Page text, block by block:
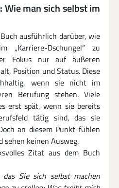
man sich selbst im
ausführlich darüber, wie
Dschungel“ zu
Fokus nur auf äußeren
Position und Status. Diese
wenn sie nicht im
Berufung stehen. Viele
erst spät, wenn sie bereits
tätig sind, das sie
an diesem Punkt fühlen
sehen keinen Ausweg.
Zitat aus dem Buch
das Sie sich selbst machen